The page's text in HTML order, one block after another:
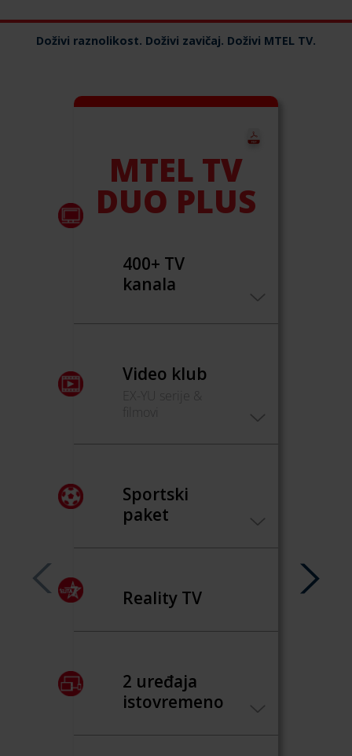
Doživi raznolikost. Doživi zavičaj. Doživi MTEL TV.
MTEL TV
DUO PLUS
400+ TV
kanala
Video klub
EX-YU serije &
filmovi
Sportski
paket
Reality TV
2 uređaja
istovremeno